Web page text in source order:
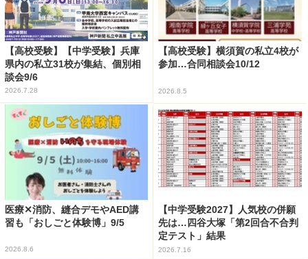
【高校受験】【中学受験】兵庫
県内の私立31校が集結、個別相
談会9/6
2026.7.28
【高校受験】横須賀の私立4校が
参加…合同相談会10/12
2026.8.5
医療✕消防、縫合デモやAED講
習も「おしごと体験博」9/5
2026.8.6
【中学受験2027】人気校の併願
先は…四谷大塚「第2回合不合判
定テスト」結果
2026.7.16